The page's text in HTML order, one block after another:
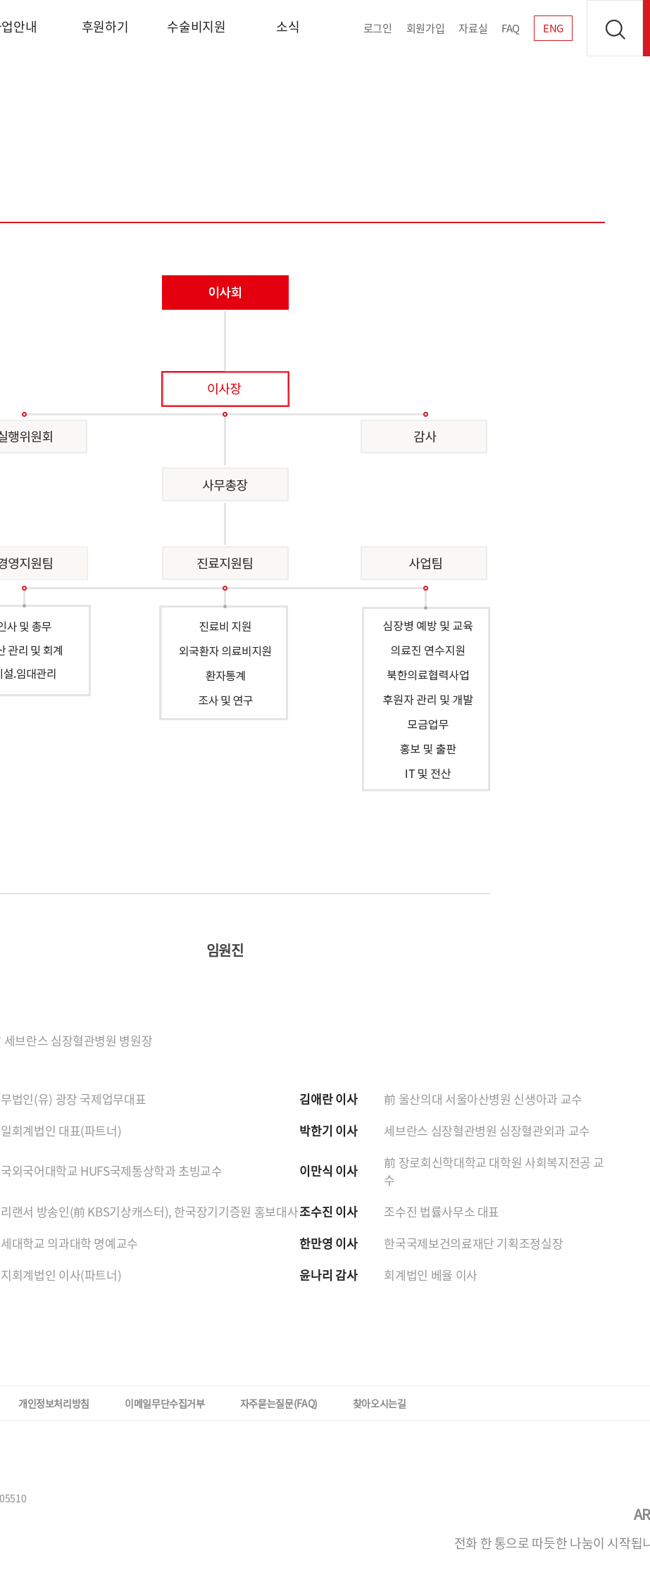
안내 후원하기 수술비지원 소식 로그인 회원가입 자료실 FAQ ENG
임원진
세브란스 심장혈관병원 병원장
법인(유) 광장 국제업무대표 김애란 이사
前 울산의대 서울아산병원 신생아과 교수
회계법인 대표(파트너) 박한기 이사 세브란스 심장혈관병원 심장혈관외과 교수
외국어대학교 HUFS국제통상학과 초빙교수 이만식 이사
前 장로회신학대학교 대학원 사회복지전공 교
수
랜서 방송인(前 KBS기상캐스터), 한국장기기증원 홍보대사조수진 이사
조수진 법률사무소 대표
대학교 의과대학 명예교수 한만영 이사
한국국제보건의료재단 기획조정실장
회계법인 이사(파트너) 윤나리 감사 회계법인 베율 이사
개인정보처리방침 이메일무단수집거부 자주묻는질문(FAQ) 찾아오시는길
전화 한 통으로 따듯한 나눔이 시작